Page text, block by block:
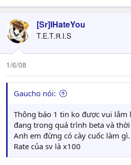
[Sr]IHateYou
T.E.T.Я.I.S
1/6/08
Gaucho nói:
Thông báo 1 tin ko được vui lắm
đang trong quá trình beta và
Anh em đừng có cày cuốc làm gì.
Rate của sv là x100